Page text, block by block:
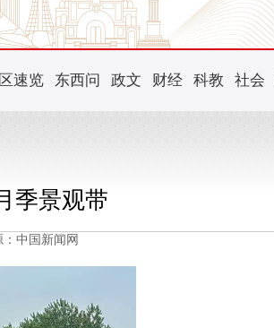
速览 东西问 政文 财经 科教 社会
季景观带
中国新闻网